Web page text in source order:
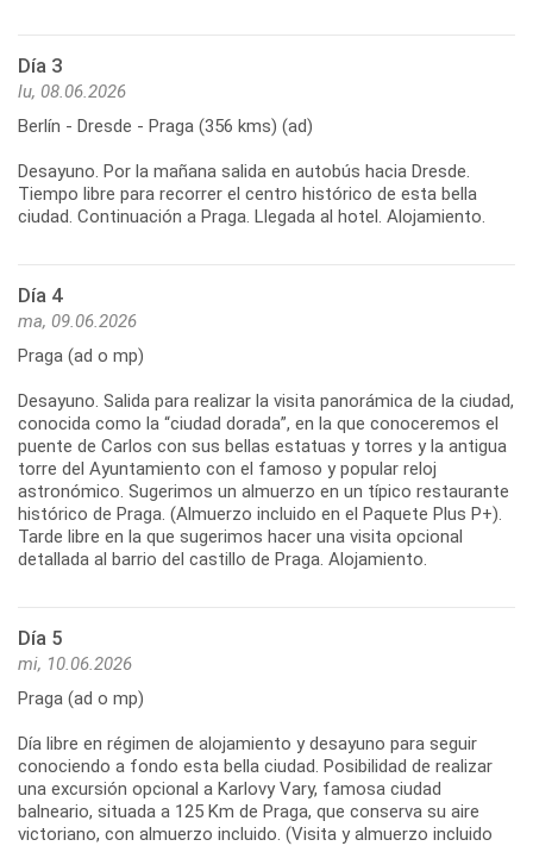
Día 3
lu, 08.06.2026
Berlín - Dresde - Praga (356 kms) (ad)
Desayuno. Por la mañana salida en autobús hacia Dresde.
Tiempo libre para recorrer el centro histórico de esta bella
ciudad. Continuación a Praga. Llegada al hotel. Alojamiento.
Día 4
ma, 09.06.2026
Praga (ad o mp)
Desayuno. Salida para realizar la visita panorámica de la ciudad,
conocida como la “ciudad dorada”, en la que conoceremos el
puente de Carlos con sus bellas estatuas y torres y la antigua
torre del Ayuntamiento con el famoso y popular reloj
astronómico. Sugerimos un almuerzo en un típico restaurante
histórico de Praga. (Almuerzo incluido en el Paquete Plus P+).
Tarde libre en la que sugerimos hacer una visita opcional
detallada al barrio del castillo de Praga. Alojamiento.
Día 5
mi, 10.06.2026
Praga (ad o mp)
Día libre en régimen de alojamiento y desayuno para seguir
conociendo a fondo esta bella ciudad. Posibilidad de realizar
una excursión opcional a Karlovy Vary, famosa ciudad
balneario, situada a 125 Km de Praga, que conserva su aire
victoriano, con almuerzo incluido. (Visita y almuerzo incluido